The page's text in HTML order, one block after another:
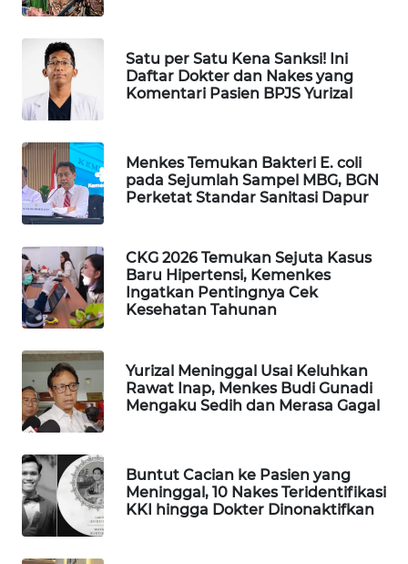
Satu per Satu Kena Sanksi! Ini
Daftar Dokter dan Nakes yang
Komentari Pasien BPJS Yurizal
Menkes Temukan Bakteri E. coli
pada Sejumlah Sampel MBG, BGN
Perketat Standar Sanitasi Dapur
CKG 2026 Temukan Sejuta Kasus
Baru Hipertensi, Kemenkes
Ingatkan Pentingnya Cek
Kesehatan Tahunan
Yurizal Meninggal Usai Keluhkan
Rawat Inap, Menkes Budi Gunadi
Mengaku Sedih dan Merasa Gagal
Buntut Cacian ke Pasien yang
Meninggal, 10 Nakes Teridentifikasi
KKI hingga Dokter Dinonaktifkan
KONSUMEN
WAHANA
LISTRIK
WAHANA
TRAVEL
TV
WAHANANEWS
ID
WAHANANEWS
CO ID
WAHANANEWS
NET
WAHANA
SPORT